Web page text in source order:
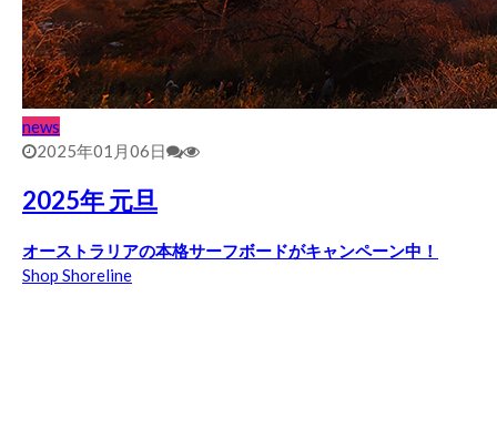
news
2025年01月06日
2025年 元旦
オーストラリアの本格サーフボードがキャンペーン中！
Shop Shoreline